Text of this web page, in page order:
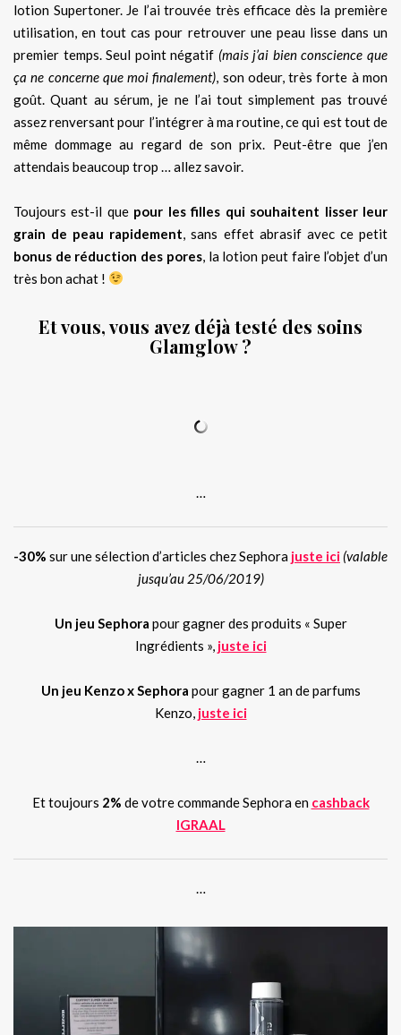
lotion Supertoner. Je l’ai trouvée très efficace dès la première
utilisation, en tout cas pour retrouver une peau lisse dans un
premier temps. Seul point négatif (mais j’ai bien conscience que
ça ne concerne que moi finalement) , son odeur, très forte à mon
goût. Quant au sérum, je ne l’ai tout simplement pas trouvé
assez renversant pour l’intégrer à ma routine, ce qui est tout de
même dommage au regard de son prix. Peut-être que j’en
attendais beaucoup trop … allez savoir.
Toujours est-il que pour les filles qui souhaitent lisser leur
grain de peau rapidement , sans effet abrasif avec ce petit
bonus de réduction des pores, la lotion peut faire l’objet d’un
très bon achat !
Et vous, vous avez déjà testé des soins
Glamglow ?
-30% sur une sélection d’articles chez Sephora juste ici (valable
jusqu’au 25/06/2019)
Un jeu Sephora pour gagner des produits « Super
Ingrédients », juste ici
Un jeu Kenzo x Sephora pour gagner 1 an de parfums
Kenzo, juste ici
Et toujours 2% de votre commande Sephora en cashback
IGRAAL